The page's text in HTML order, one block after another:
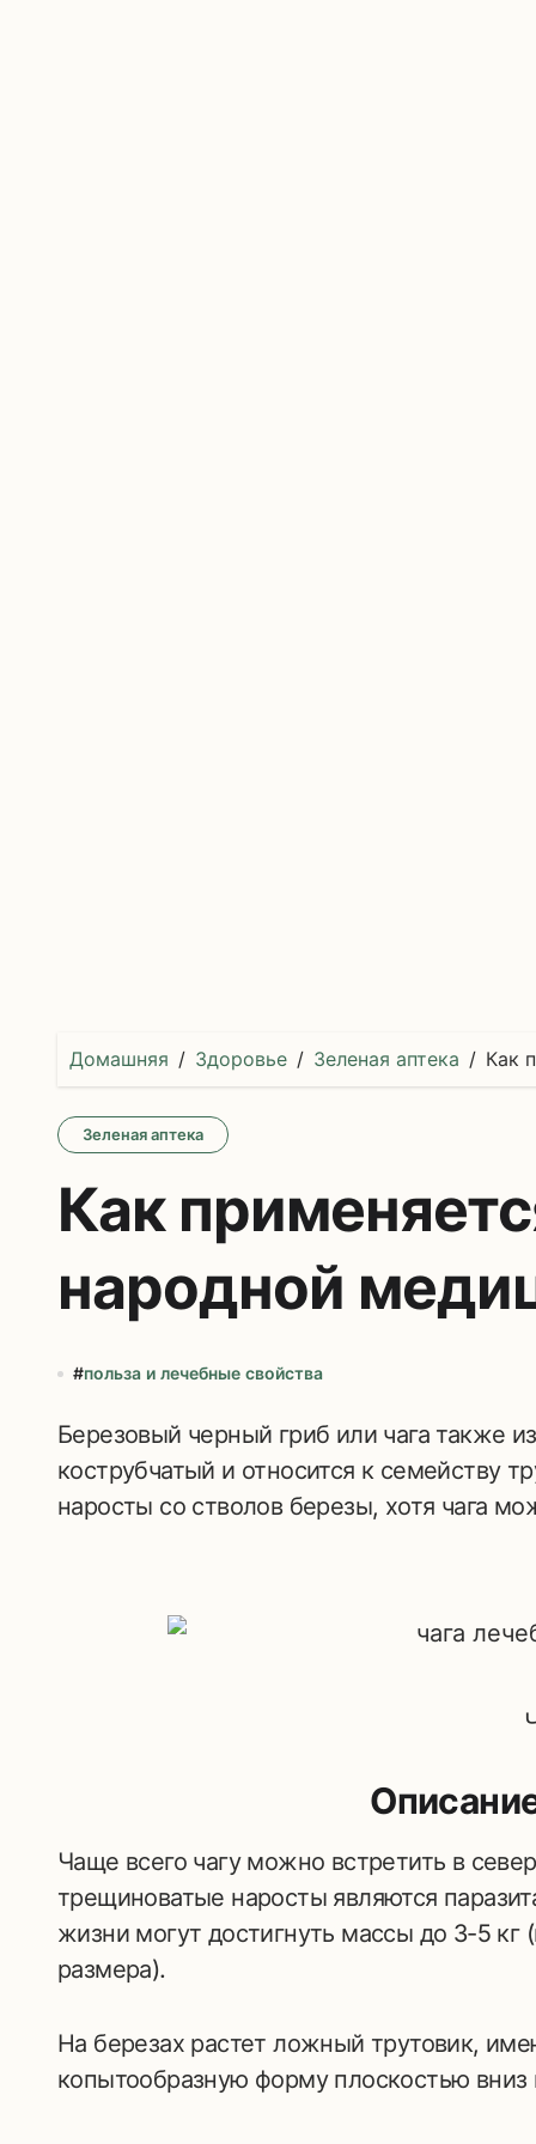
Домашняя Здоровье Зеленая аптека Как
Зеленая аптека
Как
народной
#польза и лечебные свойства
Березовый черный гриб или чага также известен под названием трутовик
кострубчатый и относится к семейству
наросты со стволов березы, хотя чага
Чаще всего чагу можно встретить в
трещиноватые наросты являются
жизни могут достигнуть массы до 3-5 кг
размера).
На березах растет ложный трутовик,
копытообразную форму плоскостью вниз